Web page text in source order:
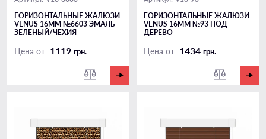
ГОРИЗОНТАЛЬНЫЕ ЖАЛЮЗИ
VENUS 16ММ №6603 ЭМАЛЬ
ЗЕЛЕНЫЙ/ЧЕХИЯ
Цена от 1119 грн.
ГОРИЗОНТАЛЬНЫЕ ЖАЛЮЗИ
VENUS 16ММ №93 ПОД
ДЕРЕВО
Цена от 1434 грн.